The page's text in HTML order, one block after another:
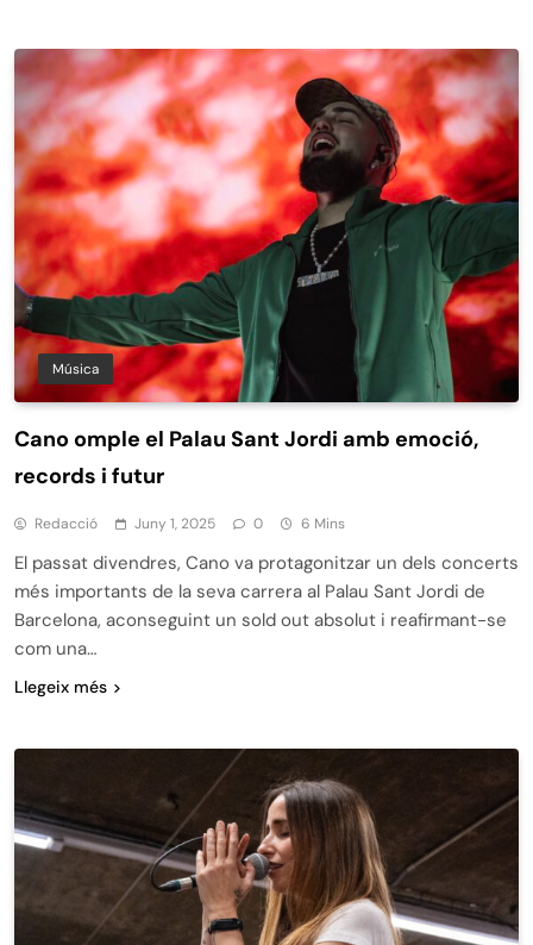
Música
Cano omple el Palau Sant Jordi amb emoció,
records i futur
Redacció Juny 1, 2025 0 6 Mins
El passat divendres, Cano va protagonitzar un dels concerts
més importants de la seva carrera al Palau Sant Jordi de
Barcelona, aconseguint un sold out absolut i reafirmant-se
com una…
Llegeix més